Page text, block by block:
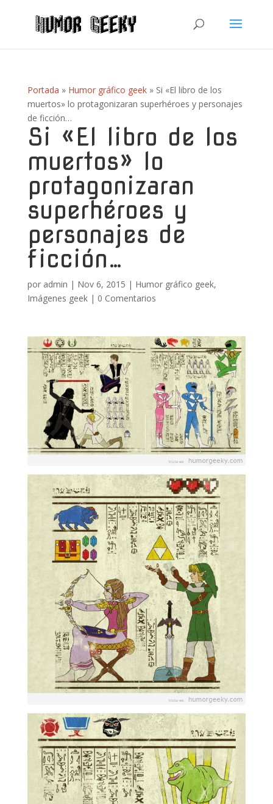
Portada » Humor gráfico geek» Si «El libro de los
muertos» lo protagonizaran superhéroes y personajes
de ficción…
Si «El libro de los
muertos» lo
protagonizaran
superhéroes y
personajes de
ficción…
por admin | Nov 6, 2015 | Humor gráfico geek,
Imágenes geek| 0 Comentarios